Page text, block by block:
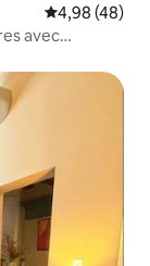
Évaluation
4,98 (48)
avec